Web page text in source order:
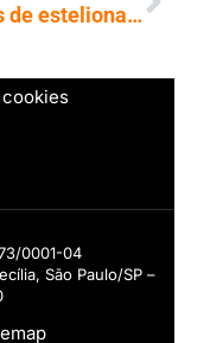
Casos de estelionato mais que dobram desde a popularização da IA
0001-04
São Paulo/SP –